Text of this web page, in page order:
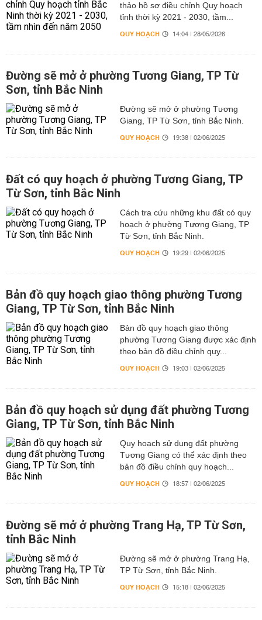
thảo hồ sơ điều chỉnh Quy hoạch
tỉnh thời kỳ 2021 - 2030, tầm...
QUY HOẠCH 14:04 | 28/05/2026
Đường sẽ mở ở phường Tương Giang, TP Từ
Sơn, tỉnh Bắc Ninh
Đường sẽ mở ở phường Tương
Giang, TP Từ Sơn, tỉnh Bắc Ninh.
QUY HOẠCH 19:38 | 02/06/2025
Đất có quy hoạch ở phường Tương Giang, TP
Từ Sơn, tỉnh Bắc Ninh
Cách tra cứu những khu đất có quy
hoạch ở phường Tương Giang, TP
Từ Sơn, tỉnh Bắc Ninh.
QUY HOẠCH 19:29 | 02/06/2025
Bản đồ quy hoạch giao thông phường Tương
Giang, TP Từ Sơn, tỉnh Bắc Ninh
Bản đồ quy hoạch giao thông
phường Tương Giang được xác định
theo bản đồ điều chỉnh quy...
QUY HOẠCH 19:03 | 02/06/2025
Bản đồ quy hoạch sử dụng đất phường Tương
Giang, TP Từ Sơn, tỉnh Bắc Ninh
Quy hoạch sử dụng đất phường
Tương Giang có thể xác định theo
bản đồ điều chỉnh quy hoạch...
QUY HOẠCH 18:57 | 02/06/2025
Đường sẽ mở ở phường Trang Hạ, TP Từ Sơn,
tỉnh Bắc Ninh
Đường sẽ mở ở phường Trang Hạ,
TP Từ Sơn, tỉnh Bắc Ninh.
QUY HOẠCH 15:18 | 02/06/2025